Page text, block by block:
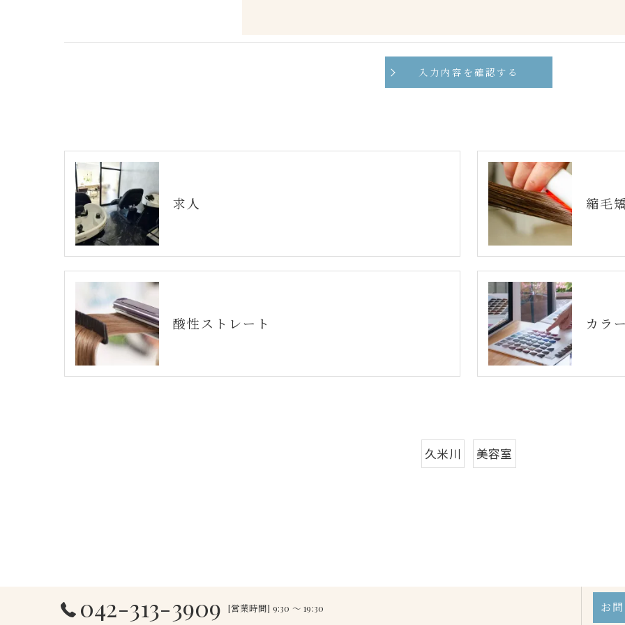
当社では、お客様の個人情報の開示･訂正･削除・利用停止の手続を定めさせて頂いております。
個人情報の開示･訂正･削除・利用停止の具体的手続きにつきましては、お電話でお問合せ下さい。
求人 縮毛
酸性ストレート カラ
久米川 美容室
042-313-3909 [営業時間] 9:30 ～ 19:30 お